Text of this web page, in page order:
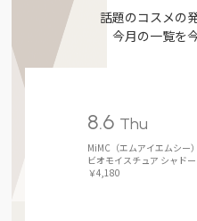
話題のコスメの
今月の一覧を
8.6 Thu
MiMC（エムアイエムシー）
ビオモイスチュア シャドー
￥4,180